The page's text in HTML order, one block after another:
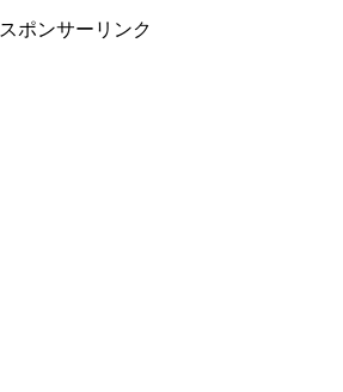
スポンサーリンク